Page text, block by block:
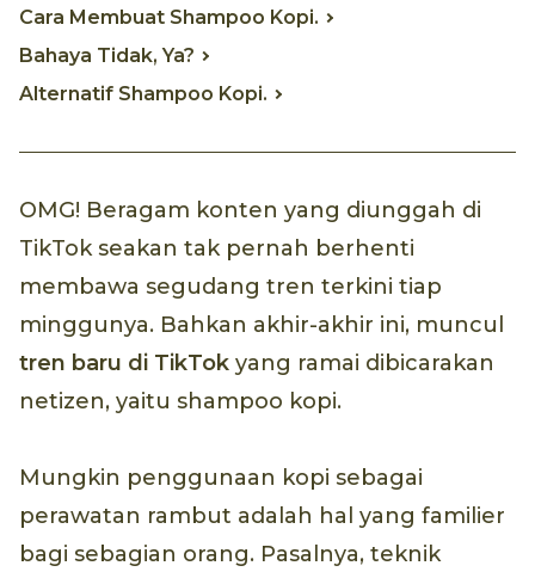
Cara Membuat Shampoo Kopi.
Bahaya Tidak, Ya?
Alternatif Shampoo Kopi.
OMG! Beragam konten yang diunggah di
TikTok seakan tak pernah berhenti
membawa segudang tren terkini tiap
minggunya. Bahkan akhir-akhir ini, muncul
tren baru di TikTok yang ramai dibicarakan
netizen, yaitu shampoo kopi.
Mungkin penggunaan kopi sebagai
perawatan rambut adalah hal yang familier
bagi sebagian orang. Pasalnya, teknik